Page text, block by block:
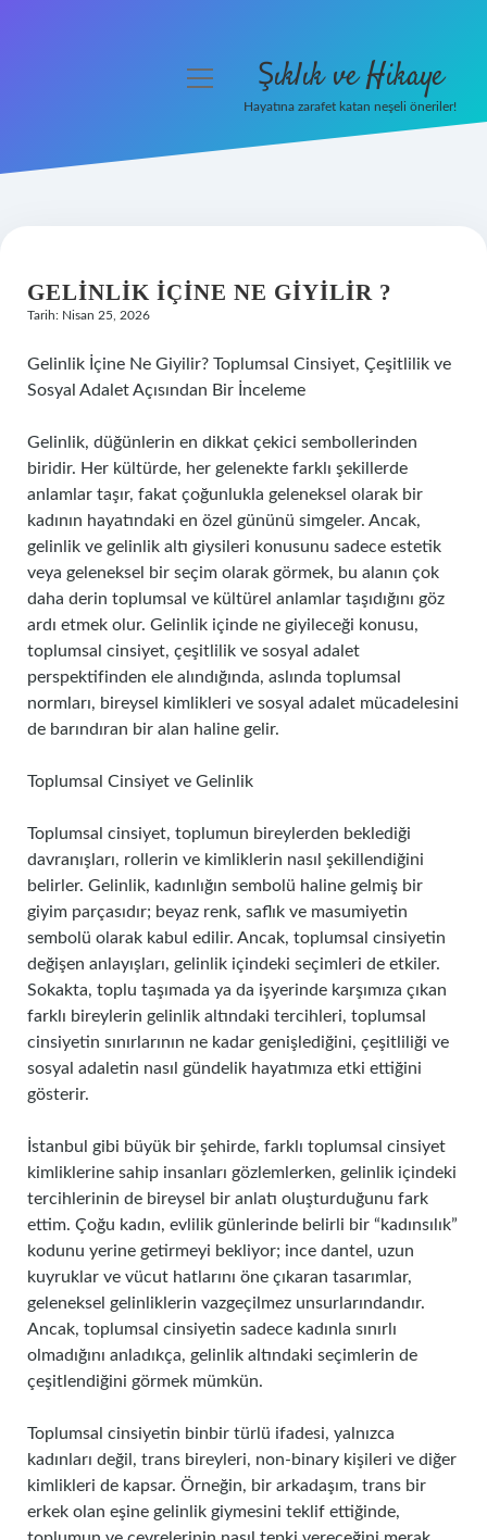
Hakkımızda
menüyü
Şıklık ve Hikaye
Hayatına zarafet katan neşeli öneriler!
GELINLIK IÇINE NE GIYILIR ?
Tarih: Nisan 25, 2026
Gelinlik İçine Ne Giyilir? Toplumsal Cinsiyet, Çeşitlilik ve
Sosyal Adalet Açısından Bir İnceleme
Gelinlik, düğünlerin en dikkat çekici sembollerinden
biridir. Her kültürde, her gelenekte farklı şekillerde
anlamlar taşır, fakat çoğunlukla geleneksel olarak bir
kadının hayatındaki en özel gününü simgeler. Ancak,
gelinlik ve gelinlik altı giysileri konusunu sadece estetik
veya geleneksel bir seçim olarak görmek, bu alanın çok
daha derin toplumsal ve kültürel anlamlar taşıdığını göz
ardı etmek olur. Gelinlik içinde ne giyileceği konusu,
toplumsal cinsiyet, çeşitlilik ve sosyal adalet
perspektifinden ele alındığında, aslında toplumsal
normları, bireysel kimlikleri ve sosyal adalet mücadelesini
de barındıran bir alan haline gelir.
Toplumsal Cinsiyet ve Gelinlik
Toplumsal cinsiyet, toplumun bireylerden beklediği
davranışları, rollerin ve kimliklerin nasıl şekillendiğini
belirler. Gelinlik, kadınlığın sembolü haline gelmiş bir
giyim parçasıdır; beyaz renk, saflık ve masumiyetin
sembolü olarak kabul edilir. Ancak, toplumsal cinsiyetin
değişen anlayışları, gelinlik içindeki seçimleri de etkiler.
Sokakta, toplu taşımada ya da işyerinde karşımıza çıkan
farklı bireylerin gelinlik altındaki tercihleri, toplumsal
cinsiyetin sınırlarının ne kadar genişlediğini, çeşitliliği ve
sosyal adaletin nasıl gündelik hayatımıza etki ettiğini
gösterir.
İstanbul gibi büyük bir şehirde, farklı toplumsal cinsiyet
kimliklerine sahip insanları gözlemlerken, gelinlik içindeki
tercihlerinin de bireysel bir anlatı oluşturduğunu fark
ettim. Çoğu kadın, evlilik günlerinde belirli bir “kadınsılık”
kodunu yerine getirmeyi bekliyor; ince dantel, uzun
kuyruklar ve vücut hatlarını öne çıkaran tasarımlar,
geleneksel gelinliklerin vazgeçilmez unsurlarındandır.
Ancak, toplumsal cinsiyetin sadece kadınla sınırlı
olmadığını anladıkça, gelinlik altındaki seçimlerin de
çeşitlendiğini görmek mümkün.
Toplumsal cinsiyetin binbir türlü ifadesi, yalnızca
kadınları değil, trans bireyleri, non-binary kişileri ve diğer
kimlikleri de kapsar. Örneğin, bir arkadaşım, trans bir
erkek olan eşine gelinlik giymesini teklif ettiğinde,